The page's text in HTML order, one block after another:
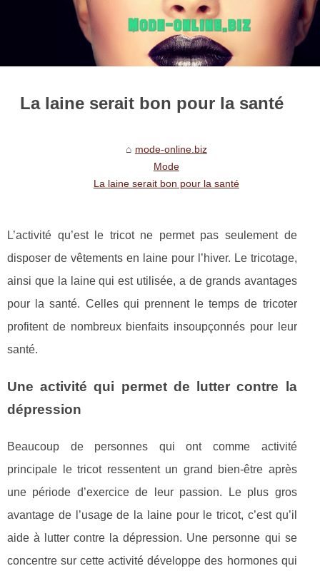
La laine serait bon pour la santé
mode-online.biz
Mode
La laine serait bon pour la santé
L’activité qu’est le tricot ne permet pas seulement de
disposer de vêtements en laine pour l’hiver. Le tricotage,
ainsi que la laine qui est utilisée, a de grands avantages
pour la santé. Celles qui prennent le temps de tricoter
profitent de nombreux bienfaits insoupçonnés pour leur
santé.
Une activité qui permet de lutter contre la
dépression
Beaucoup de personnes qui ont comme activité
principale le tricot ressentent un grand bien-être après
une période d’exercice de leur passion. Le plus gros
avantage de l’usage de la laine pour le tricot, c’est qu’il
aide à lutter contre la dépression. Une personne qui se
concentre sur cette activité développe des hormones qui